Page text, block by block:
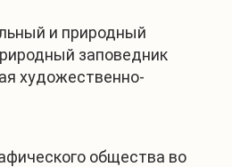
и природный
заповедник
художественно-
общества во